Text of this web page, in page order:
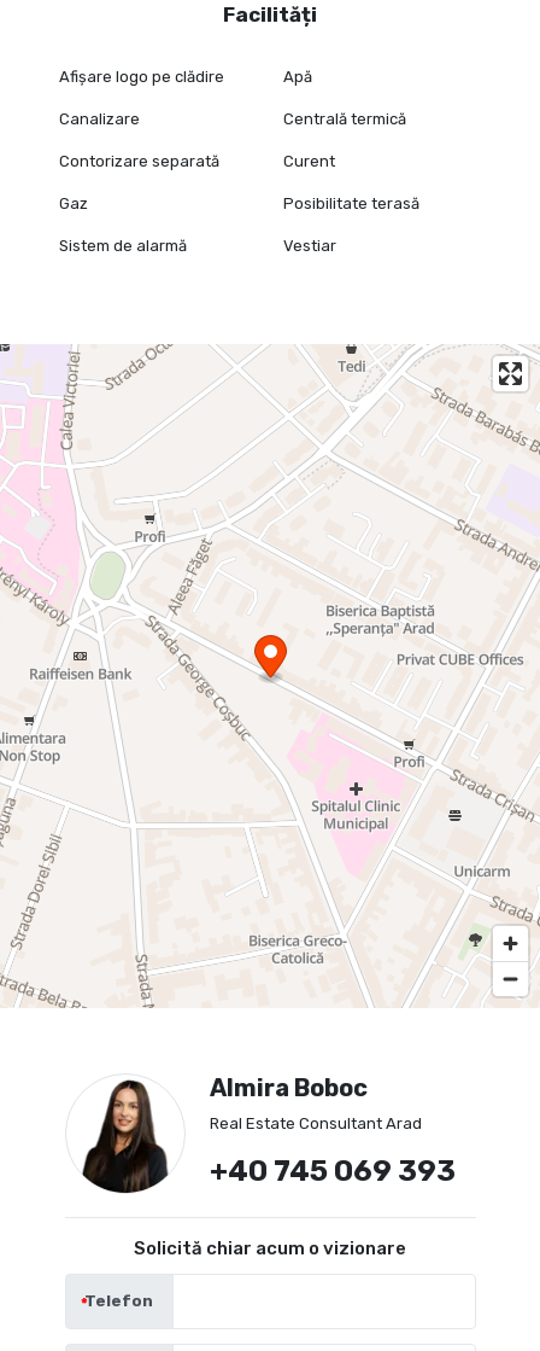
Facilități
Afișare logo pe clădire Apă
Canalizare Centrală termică
Contorizare separată Curent
Gaz Posibilitate terasă
Sistem de alarmă Vestiar
Almira Boboc
Real Estate Consultant Arad
+40 745 069 393
Solicită chiar acum o vizionare
Telefon